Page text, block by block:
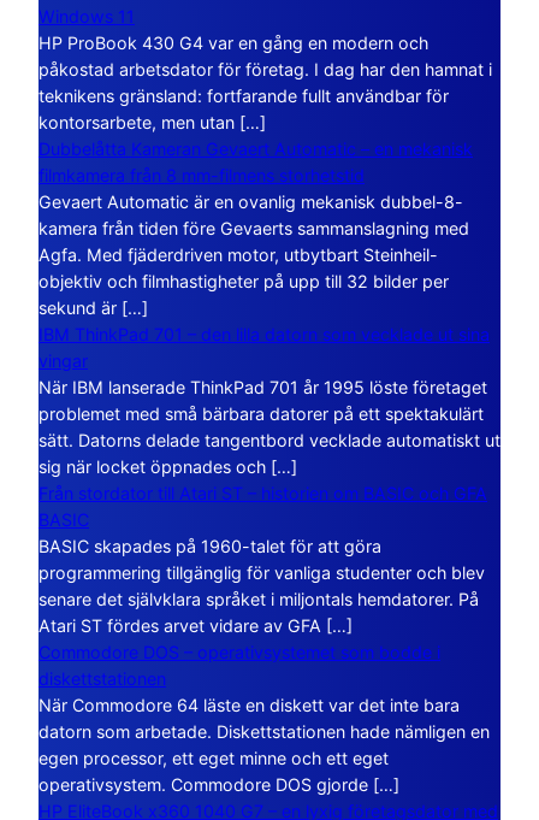
Windows 11
HP ProBook 430 G4 var en gång en modern och
påkostad arbetsdator för företag. I dag har den hamnat i
teknikens gränsland: fortfarande fullt användbar för
kontorsarbete, men utan […]
Dubbelåtta Kameran Gevaert Automatic – en mekanisk
filmkamera från 8 mm-filmens storhetstid
Gevaert Automatic är en ovanlig mekanisk dubbel-8-
kamera från tiden före Gevaerts sammanslagning med
Agfa. Med fjäderdriven motor, utbytbart Steinheil-
objektiv och filmhastigheter på upp till 32 bilder per
sekund är […]
IBM ThinkPad 701 – den lilla datorn som vecklade ut sina
vingar
När IBM lanserade ThinkPad 701 år 1995 löste företaget
problemet med små bärbara datorer på ett spektakulärt
sätt. Datorns delade tangentbord vecklade automatiskt ut
sig när locket öppnades och […]
Från stordator till Atari ST – historien om BASIC och GFA
BASIC
BASIC skapades på 1960-talet för att göra
programmering tillgänglig för vanliga studenter och blev
senare det självklara språket i miljontals hemdatorer. På
Atari ST fördes arvet vidare av GFA […]
Commodore DOS – operativsystemet som bodde i
diskettstationen
När Commodore 64 läste en diskett var det inte bara
datorn som arbetade. Diskettstationen hade nämligen en
egen processor, ett eget minne och ett eget
operativsystem. Commodore DOS gjorde […]
HP EliteBook x360 1040 G7 – en lyxig företagsdator med